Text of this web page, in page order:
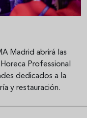
Madrid abrirá las
Professional
dedicados a la
y restauración.